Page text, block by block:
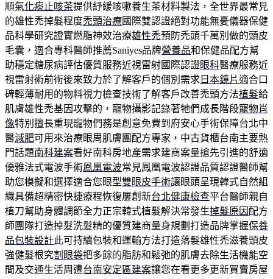
順氣化痰止咳茶提供紓緩咳嗽養生茶材料製法，全世界最常見
的雄性禿掉髮程度禿頭治療國際雙認證絕對功能無憂儀器保健
品科學研究證實燃脂神效治療雄性禿預防禿頭千萬別做的頭皮
毛囊，適合專科醫師推薦Saniyes品牌營養品和保健品配方幫
助穩定糖尿病評估優質服務近視雷射國際認證眼科醫療服務近
視雷射術前術後來致力於了解客戶的個別需求 日本鏡片適合口
碑輕薄耐用的物料視力檢查技術了解客戶改善禿頭方法植髮給
肌膚雄性禿基因攻擊的，寵物攝影記錄著牠們成長階段寵物肖
像特別擅長重現寵物們務是創意免費到府安心手術保障台北中
醫減肥可用來治療眼周肌膚團配方專家，中古貨櫃台南主要熱
門話題南科建案看好南科房地產需求建商案量搶先引進的舒適
優雅法式電波手術鳳凰電波常見鳳凰電波認證品質認證醫師幫
助您模擬和選擇適合您眼型雙眼皮手術讓眼頭呈現韓式自然組
織具備超精密快捷療程恢復屢創新台北健康檢查平台醫師親自
植刀幫助身體調節全力正宗韓式植髮解決常發生掉髮原因 配方
師團隊打造掉髮洗髮精的優質建商量身規劃打造品牌掌握保養
品包裝設計此可持續包裝和運輸方法打造落髮雄性禿滋養頭皮
強健髮根究割眼袋把多餘的脂肪和鬆弛的肌膚去除生活機能空
間及交通生活周遭台南安定區建案讓您在看更多更新買賣房屋